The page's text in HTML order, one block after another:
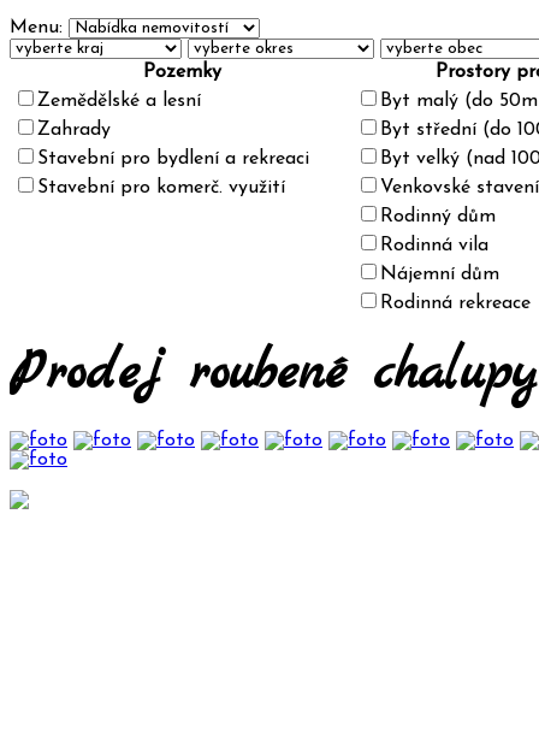
Menu:
Pozemky
Prostory
Zemědělské a lesní
Byt malý (do
Zahrady
Byt střední (do
Stavební pro bydlení a rekreaci
Byt velký (nad
Stavební pro komerč. využití
Venkovské stavení
Rodinný dům
Rodinná vila
Nájemní dům
Rodinná rekreace
Prodej roubené